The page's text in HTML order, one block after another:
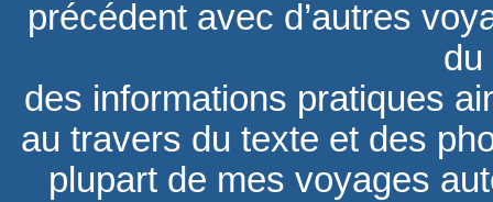
précédent avec d’autres
du
des informations pratiques
au travers du texte et des
plupart de mes voyages